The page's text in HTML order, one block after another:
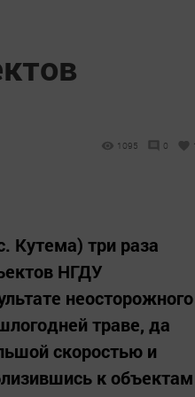
1095 0
Кутема) три раза
НГДУ
неосторожного
траве, да
скоростью и
к объектам